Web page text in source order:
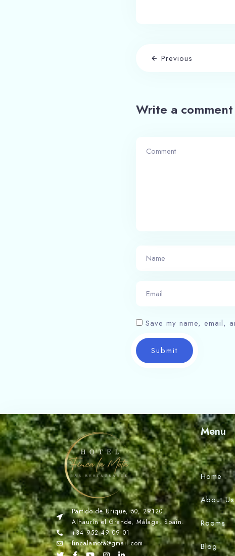
Previous
Write a comment
Save my name, email,
Submit
Partido de Urique, 50, 29120
Alhaurín el Grande, Málaga, Spain.
+34 952 49 09 01
fincalamota@gmail.com
Menu
Home
About Us
Rooms
Blog